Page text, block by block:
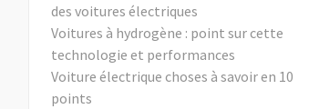
des voitures électriques
Voitures à hydrogène : point sur cette
technologie et performances
Voiture électrique choses à savoir en 10
points